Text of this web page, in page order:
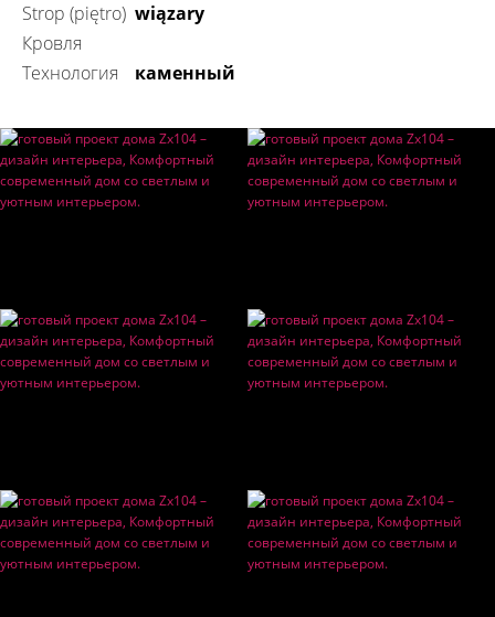
Strop (piętro) wiązary
Кровля
технология
каменный